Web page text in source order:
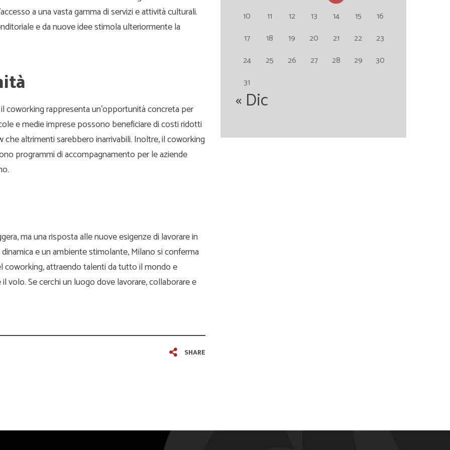
a una vasta gamma di servizi e attività culturali.
e da nuove idee stimola ulteriormente la
rappresenta un’opportunità concreta per
e medie imprese possono beneficiare di costi ridotti
altrimenti sarebbero inarrivabili. Inoltre, il coworking
programmi di accompagnamento per le aziende
ma una risposta alle nuove esigenze di lavorare in
e un ambiente stimolante, Milano si conferma
attraendo talenti da tutto il mondo e
volo. Se cerchi un luogo dove lavorare, collaborare e
SHARE
10
11 12 13 14 15
16
17
18 19 20 21 22
23
24
25 26 27 28 29
30
31
« Dic